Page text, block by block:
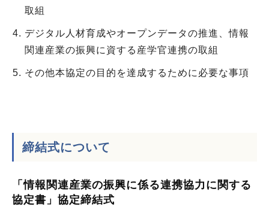
取組
デジタル人材育成やオープンデータの推進、情報
関連産業の振興に資する産学官連携の取組
その他本協定の目的を達成するために必要な事項
締結式について
「情報関連産業の振興に係る連携協力に関する
協定書」協定締結式